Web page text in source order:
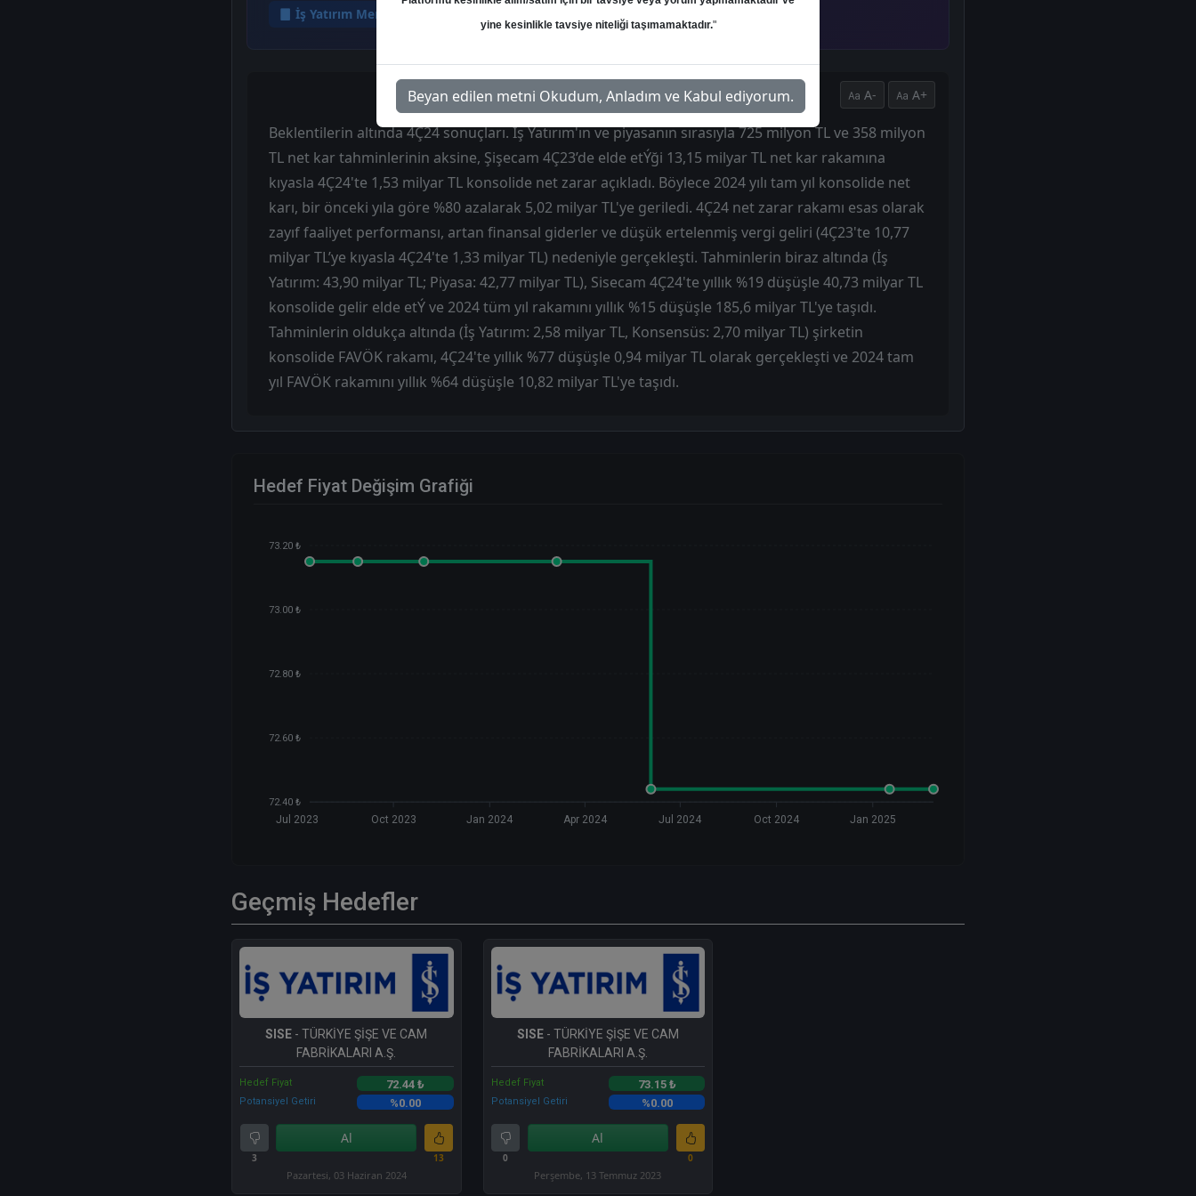
İş Yatırım Menkul Değerler
A- A+
Beklentilerin altında 4Ç24 sonuçları. İş Yatırım'ın ve piyasanın sırasıyla 725 milyon TL ve 358 milyon
TL net kar tahminlerinin aksine, Şişecam 4Ç23’de elde etÝği 13,15 milyar TL net kar rakamına
kıyasla 4Ç24'te 1,53 milyar TL konsolide net zarar açıkladı. Böylece 2024 yılı tam yıl konsolide net
karı, bir önceki yıla göre %80 azalarak 5,02 milyar TL'ye geriledi. 4Ç24 net zarar rakamı esas olarak
zayıf faaliyet performansı, artan finansal giderler ve düşük ertelenmiş vergi geliri (4Ç23'te 10,77
milyar TL’ye kıyasla 4Ç24'te 1,33 milyar TL) nedeniyle gerçekleşti. Tahminlerin biraz altında (İş
Yatırım: 43,90 milyar TL; Piyasa: 42,77 milyar TL), Sisecam 4Ç24'te yıllık %19 düşüşle 40,73 milyar TL
konsolide gelir elde etÝ ve 2024 tüm yıl rakamını yıllık %15 düşüşle 185,6 milyar TL'ye taşıdı.
Tahminlerin oldukça altında (İş Yatırım: 2,58 milyar TL, Konsensüs: 2,70 milyar TL) şirketin
konsolide FAVÖK rakamı, 4Ç24'te yıllık %77 düşüşle 0,94 milyar TL olarak gerçekleşti ve 2024 tam
yıl FAVÖK rakamını yıllık %64 düşüşle 10,82 milyar TL'ye taşıdı.
Hedef Fiyat Değişim Grafiği
73.20 ₺
73.00 ₺
72.80 ₺
72.60 ₺
72.40 ₺
Jul 2023 Oct 2023 Jan 2024 Apr 2024 Jul 2024 Oct 2024 Jan 2025
Geçmiş Hedefler
SISE - TÜRKİYE ŞİŞE VE CAM
FABRİKALARI A.Ş.
Hedef Fiyat 72.44 ₺
Potansiyel Getiri %0.00
3
Al
13
Pazartesi, 03 Haziran 2024
SISE- TÜRKİYE ŞİŞE VE CAM
FABRİKALARI A.Ş.
Hedef Fiyat 73.15 ₺
Potansiyel Getiri %0.00
0
Al
0
Perşembe, 13 Temmuz 2023
yine kesinlikle tavsiye niteliği taşımamaktadır."
Beyan edilen metni Okudum, Anladım ve Kabul ediyorum.